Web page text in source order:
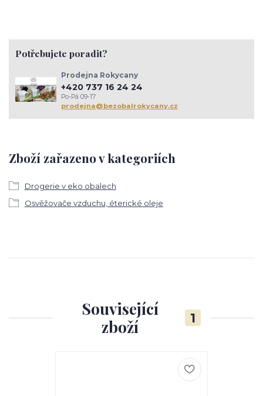
Zboží zařazeno v kategoriích
Drogerie v eko obalech
Osvěžovače vzduchu, éterické oleje
Potřebujete poradit?
Prodejna Rokycany
+420 737 16 24 24
Po-Pá 09-17
prodejna@bezobalrokycany.cz
Související
zboží
1